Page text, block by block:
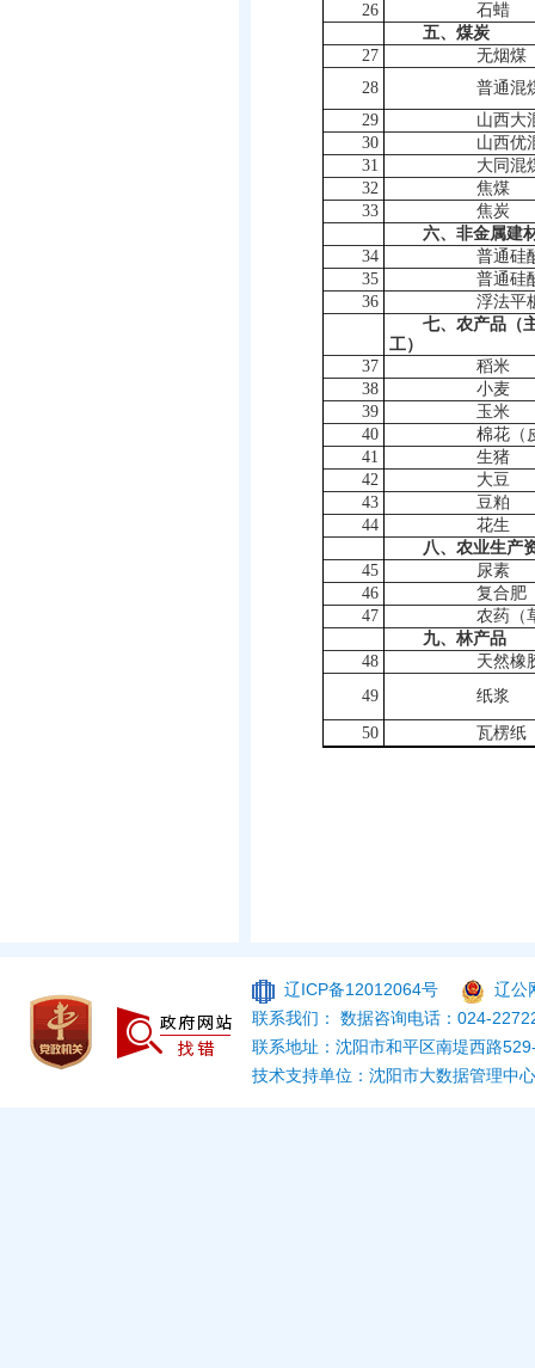
26
石蜡
五、煤炭
27
无烟煤
28
普通混
29
山西大
30
山西优
31
大同混
32
焦煤
33
焦炭
六、非金属建
34
普通硅
35
普通硅
36
浮法平
七、农产品（
工）
37
稻米
38
小麦
39
玉米
40
棉花（
41
生猪
42
大豆
43
豆粕
44
花生
八、农业生产
45
尿素
46
复合肥
47
农药（
九、林产品
48
天然橡
49
纸浆
50 瓦楞纸
辽ICP备12012064号
辽公
联系我们： 数据咨询电话：024-
联系地址：沈阳市和平区南堤西路
技术支持单位：沈阳市大数据管理中